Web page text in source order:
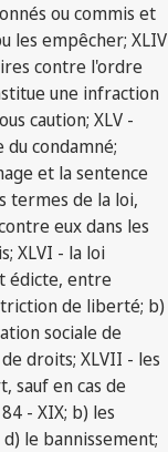
ou commis et
les empêcher; XLIV
contre l'ordre
une infraction
caution; XLV -
condamné;
et la sentence
termes de la loi,
eux dans les
XLVI - la loi
édicte, entre
de liberté; b)
sociale de
droits; XLVII - les
sauf en cas de
- XIX; b) les
le bannissement;